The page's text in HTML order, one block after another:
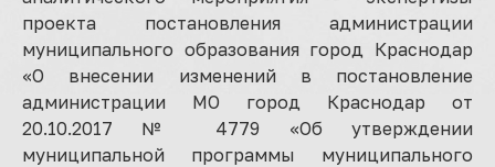
проекта постановления администрации
муниципального образования город Краснодар
«О внесении изменений в постановление
администрации МО город Краснодар от
20.10.2017 № 4779 «Об утверждении
муниципальной программы муниципального